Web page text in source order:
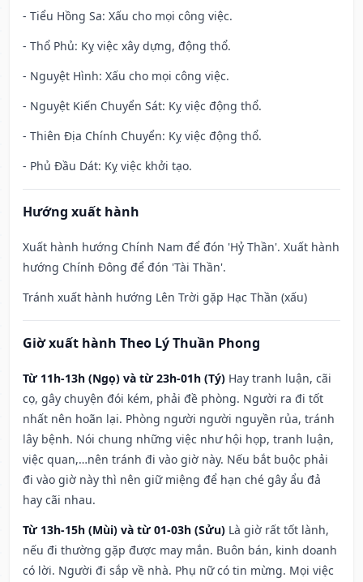
- Tiểu Hồng Sa: Xấu cho mọi công việc.
- Thổ Phủ: Kỵ việc xây dựng, động thổ.
- Nguyệt Hình: Xấu cho mọi công việc.
- Nguyệt Kiến Chuyển Sát: Kỵ việc động thổ.
- Thiên Địa Chính Chuyển: Kỵ việc động thổ.
- Phủ Đầu Dát: Kỵ việc khởi tạo.
Hướng xuất hành
Xuất hành hướng Chính Nam để đón 'Hỷ Thần'. Xuất hành
hướng Chính Đông để đón 'Tài Thần'.
Tránh xuất hành hướng Lên Trời gặp Hạc Thần (xấu)
Giờ xuất hành Theo Lý Thuần Phong
Từ 11h-13h (Ngọ) và từ 23h-01h (Tý) Hay tranh luận, cãi
cọ, gây chuyện đói kém, phải đề phòng. Người ra đi tốt
nhất nên hoãn lại. Phòng người người nguyền rủa, tránh
lây bệnh. Nói chung những việc như hội họp, tranh luận,
việc quan,…nên tránh đi vào giờ này. Nếu bắt buộc phải
đi vào giờ này thì nên giữ miệng để hạn ché gây ẩu đả
hay cãi nhau.
Từ 13h-15h (Mùi) và từ 01-03h (Sửu) Là giờ rất tốt lành,
nếu đi thường gặp được may mắn. Buôn bán, kinh doanh
có lời. Người đi sắp về nhà. Phụ nữ có tin mừng. Mọi việc